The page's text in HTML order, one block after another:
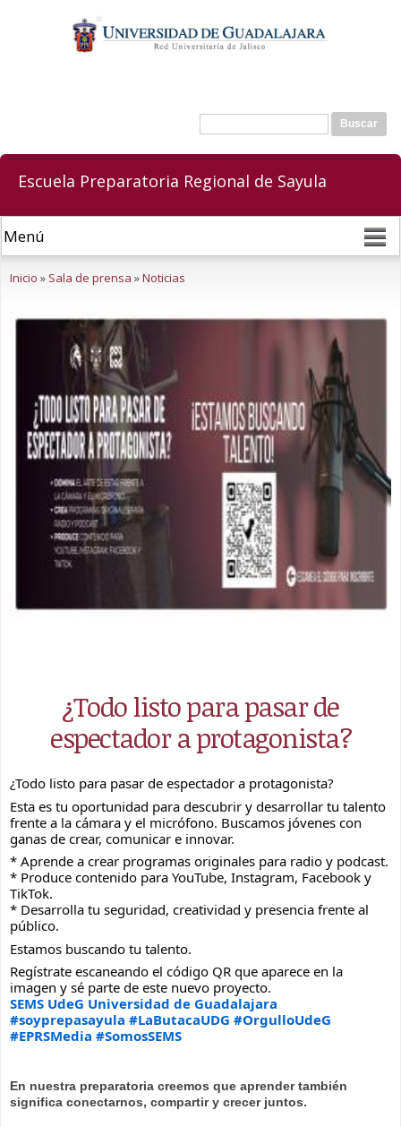
contenido
principal
Formulario de búsqueda
Buscar
Escuela Preparatoria Regional de Sayula
Inicio » Sala de prensa »Noticias
¿Todo listo para pasar de
espectador a protagonista?
¿Todo listo para pasar de espectador a protagonista?
Esta es tu oportunidad para descubrir y desarrollar tu talento
frente a la cámara y el micrófono. Buscamos jóvenes con
ganas de crear, comunicar e innovar.
* Aprende a crear programas originales para radio y podcast.
* Produce contenido para YouTube, Instagram, Facebook y
TikTok.
* Desarrolla tu seguridad, creatividad y presencia frente al
público.
Estamos buscando tu talento.
Regístrate escaneando el código QR que aparece en la
imagen y sé parte de este nuevo proyecto.
SEMS UdeG Universidad de Guadalajara
#soyprepasayula #LaButacaUDG #OrgulloUdeG
#EPRSMedia #SomosSEMS
En nuestra preparatoria creemos que aprender también
significa conectarnos, compartir y crecer juntos.